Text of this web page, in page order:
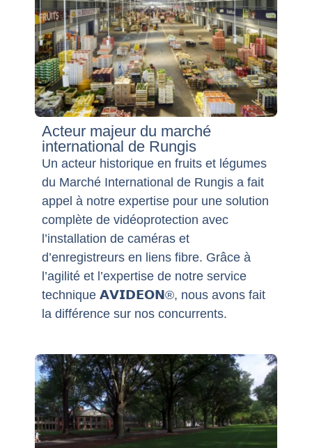
Acteur majeur du marché
international de Rungis
Un acteur historique en fruits et légumes
du Marché International de Rungis a fait
appel à notre expertise pour une solution
complète de vidéoprotection avec
l’installation de caméras et
d’enregistreurs en liens fibre. Grâce à
l’agilité et l’expertise de notre service
technique 𝗔𝗩𝗜𝗗𝗘𝗢𝗡®, nous avons fait
la différence sur nos concurrents.